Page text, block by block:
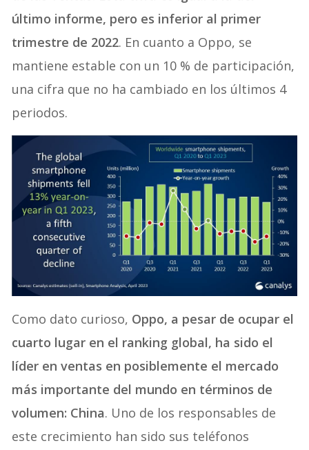
último informe, pero es inferior al primer
trimestre de 2022. En cuanto a Oppo, se
mantiene estable con un 10 % de participación,
una cifra que no ha cambiado en los últimos 4
periodos.
Como dato curioso, Oppo, a pesar de ocupar el
cuarto lugar en el ranking global, ha sido el
líder en ventas en posiblemente el mercado
más importante del mundo en términos de
volumen: China. Uno de los responsables de
este crecimiento han sido sus teléfonos